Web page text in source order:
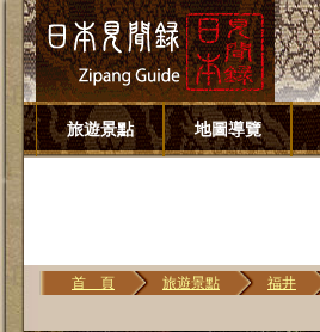
旅遊景點 地圖導覽
首 頁 旅遊景點 福井